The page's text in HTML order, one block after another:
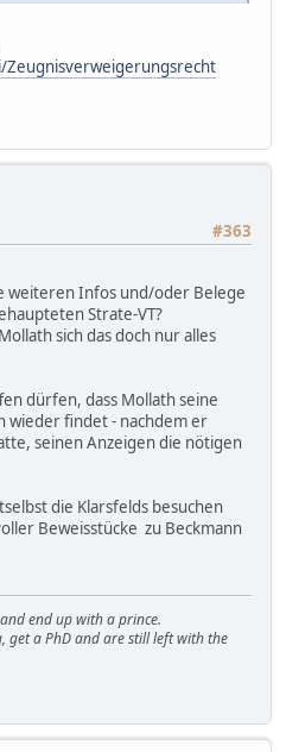
#363
weiteren Infos und/oder Belege
Strate-VT?
sich das doch nur alles
dürfen, dass Mollath seine
findet - nachdem er
seinen Anzeigen die nötigen
die Klarsfelds besuchen
Beweisstücke zu Beckmann
end up with a prince.
get a PhD and are still left with the